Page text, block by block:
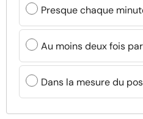
Presque chaque
Au moins deux fois
Dans la mesure du